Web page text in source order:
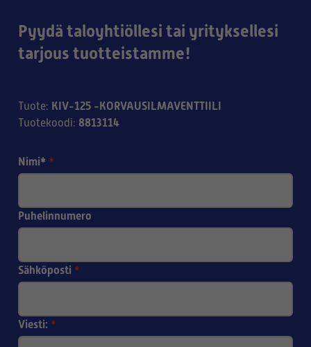
Pyydä taloyhtiöllesi tai yrityksellesi
tarjous tuotteistamme!
Tuote: KIV-125 -KORVAUSILMAVENTTIILI
Tuotekoodi: 8813114
Nimi* *
Puhelinnumero
Sähköposti *
Viesti: *